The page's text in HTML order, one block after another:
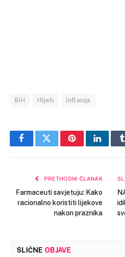
BiH Hljeb Inflacija
FacebookTwitterPinterest
PRETHODNI ČLANAK
Farmaceuti savjetuju: Kako
racionalno koristiti lijekove
nakon praznika
SLIČNE OBJAVE